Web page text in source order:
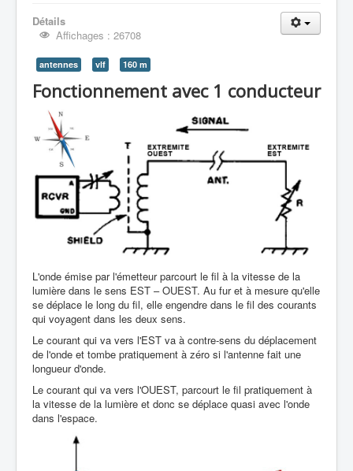
Détails
Affichages : 26708
antennes vlf 160 m
Fonctionnement avec 1 conducteur
L'onde émise par l'émetteur parcourt le fil à la vitesse de la
lumière dans le sens EST – OUEST. Au fur et à mesure qu'elle
se déplace le long du fil, elle engendre dans le fil des courants
qui voyagent dans les deux sens.
Le courant qui va vers l'EST va à contre-sens du déplacement
de l'onde et tombe pratiquement à zéro si l'antenne fait une
longueur d'onde.
Le courant qui va vers l'OUEST, parcourt le fil pratiquement à
la vitesse de la lumière et donc se déplace quasi avec l'onde
dans l'espace.